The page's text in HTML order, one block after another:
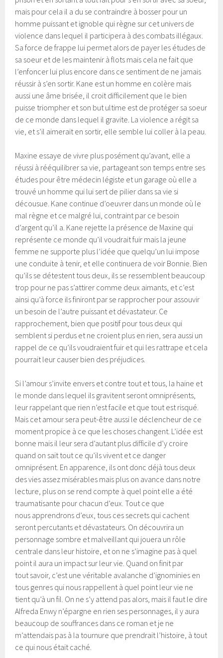
mais pour cela il a du se contraindre à bosser pour un
homme puissant et ignoble qui règne sur cet univers de
violence dans lequel il participera à des combats illégaux.
Sa force de frappe lui permet alors de payer les études de
sa soeur et de les maintenir à flots mais cela ne fait que
l’enfoncer lui plus encore dans ce sentiment de ne jamais
réussir à s’en sortir. Kane est un homme en colère mais
aussi une âme brisée, il croit difficilement que le bien
puisse triompher et son but ultime est de protéger sa soeur
de ce monde dans lequel il gravite. La violence a régit sa
vie, et s’il aimerait en sortir, elle semble lui coller à la peau.
Maxine essaye de vivre plus posément qu’avant, elle a
réussi à rééquilibrer sa vie, partageant son temps entre ses
études pour être médecin légiste et un garage où elle a
trouvé un homme qui lui sert de pilier dans sa vie si
décousue. Kane continue d’oeuvrer dans un monde où le
mal règne et ce malgré lui, contraint par ce besoin
d’argent qu’il a. Kane rejette la présence de Maxine qui
représente ce monde qu’il voudrait fuir mais la jeune
femme ne supporte plus l’idée que quelqu’un lui impose
une conduite à tenir, et elle continuera de voir Bonnie. Bien
qu’ils se détestent tous deux, ils se ressemblent beaucoup
trop pour ne pas s’attirer comme deux aimants, et c’est
ainsi qu’à force ils finiront par se rapprocher pour assouvir
un besoin de l’autre puissant et dévastateur. Ce
rapprochement, bien que positif pour tous deux qui
semblent si perdus et ne croient plus en rien, sera aussi un
rappel de ce qu’ils voudraient fuir et qui les rattrape et cela
pourrait leur causer bien des préjudices.
Si l’amour s’invite envers et contre tout et tous, la haine et
le monde dans lequel ils gravitent seront omniprésents,
leur rappelant que rien n’est facile et que tout est risqué.
Mais cet amour sera peut-être aussi le déclencheur de ce
moment propice à ce que les choses changent. L’idée est
bonne mais il leur sera d’autant plus difficile d’y croire
quand on sait tout ce qu’ils vivent et ce danger
omniprésent. En apparence, ils ont donc déjà tous deux
des vies assez misérables mais plus on avance dans notre
lecture, plus on se rend compte à quel point elle a été
traumatisante pour chacun d’eux. Tout ce que
nous apprendrons d’eux, tous ces secrets qui cachent
seront percutants et dévastateurs. On découvrira un
personnage sombre et malveillant qui jouera un rôle
centrale dans leur histoire, et on ne s’imagine pas à quel
point il aura un impact sur leur vie. Quand on finit par
tout savoir, c’est une véritable avalanche d’ignominies en
tous genres qui nous rappellent à quel point leur vie ne
tient qu’à un fil. On ne s’y attend pas alors, mais il faut le dire
Alfreda Enwy n’épargne en rien ses personnages, il y aura
beaucoup de souffrances dans ce roman et je ne
m’attendais pas à la tournure que prendrait l’histoire, à tout
ce qui nous était caché.